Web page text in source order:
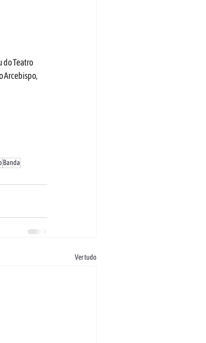
do Teatro
Arcebispo,
Banda
Ver tudo